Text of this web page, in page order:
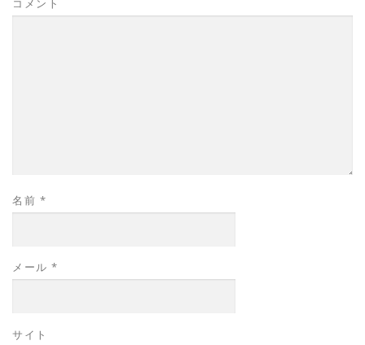
コメント
名前 *
メール *
サイト